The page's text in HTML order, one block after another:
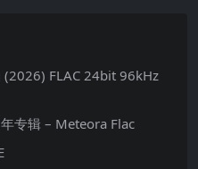
(2026) FLAC 24bit 96kHz
专辑 – Meteora Flac